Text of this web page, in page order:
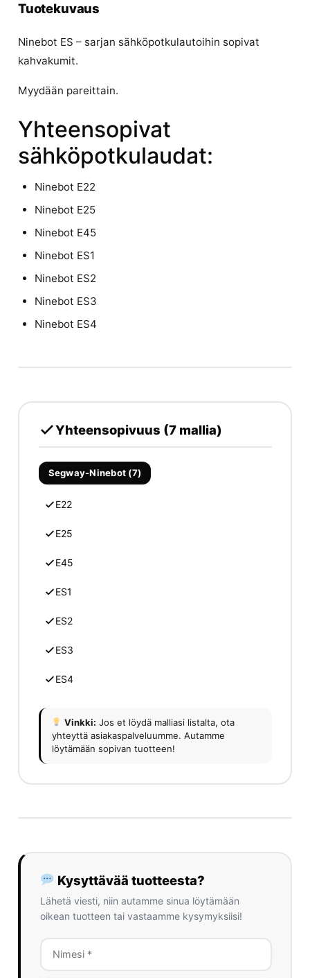
Tuotekuvaus
Ninebot ES – sarjan sähköpotkulautoihin sopivat
kahvakumit.
Myydään pareittain.
Yhteensopivat
sähköpotkulaudat:
Ninebot E22
Ninebot E25
Ninebot E45
Ninebot ES1
Ninebot ES2
Ninebot ES3
Ninebot ES4
Yhteensopivuus (7 mallia)
Segway-Ninebot (7)
E22
E25
E45
ES1
ES2
ES3
ES4
Vinkki: Jos et löydä malliasi listalta, ota
yhteyttä asiakaspalveluumme. Autamme
löytämään sopivan tuotteen!
Kysyttävää tuotteesta?
Lähetä viesti, niin autamme sinua löytämään
oikean tuotteen tai vastaamme kysymyksiisi!